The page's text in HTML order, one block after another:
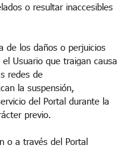
o resultar inaccesibles
de los daños o perjuicios
Usuario que traigan causa
redes de
la suspensión,
del Portal durante la
previo.
o a través del Portal